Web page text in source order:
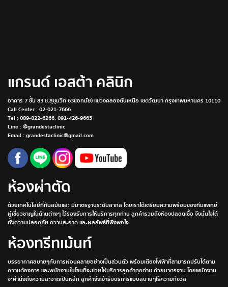
แกรนด์ เอสต้า คลินิก
อาคาร 7 ชั้น 83 ซ.สุขุมวิท 63(เอกมัย) แขวงคลองตันเหนือ เขตวัฒนา กรุงเทพมหานคร 10110
Call Center :02-021-7666
Tel :089-822-6266,091-426-9665
Line : @grandestaclinic
Email : grandestaclinic@gmail.com
ห้องผ่าตัด
ด้วยเทคโนโลยีที่ทันสมัยและ มีมาตรฐานระดับสากล โดยเราได้เตรียมความพร้อมของทีมแพทย์
ผู้เชี่ยวชาญในด้านต่างๆ ไว้รองรับการให้บริการทุกท่าน ลูกค้ารวมถึงห้องปลอดเชื้อ จึงมั่นใจได้
ทั้งความปลอดภัย ความสะอาด และผลลัพธ์ที่พึงพอใจ
ห้องทรีทเม้นท์
บรรยากาศสบายๆกับการผ่อนคลายอย่างเป็นส่วนตัว พร้อมเตียงไฟฟ้าที่สามารถปรับได้ตาม
ความต้องการ และพนักงานในโซนที่จะช่วยให้บริการลูกค้าทุกท่าน ด้วยมาตรฐาน โดยพนักงาน
จะคำนึงถึงความสะอาดเป็นหลัก ลูกค้าจึงเข้ารับบริการแบบสบายๆไร้ความกังวล